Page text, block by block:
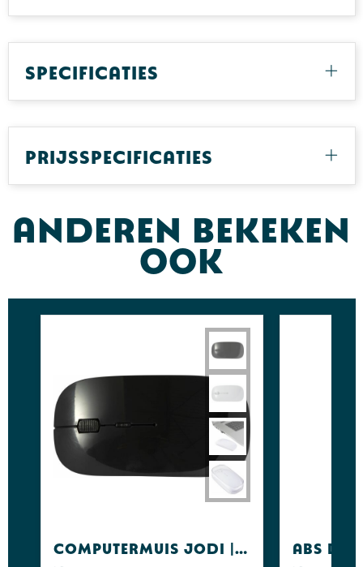
Specificaties
Prijsspecificaties
Anderen bekeken
ook
Computermuis Jodi | Draadloos